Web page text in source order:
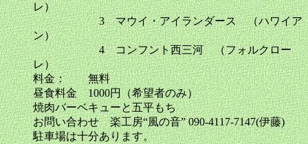
レ）
3 マウイ・アイランダース （ハワイア
ン）
4 コンフント西三河 （フォルクロー
レ）
料金： 無料
昼食料金 1000円（希望者のみ）
焼肉バーベキューと五平もち
お問い合わせ 楽工房“風の音” 090-4117-7147(伊藤)
駐車場は十分あります。